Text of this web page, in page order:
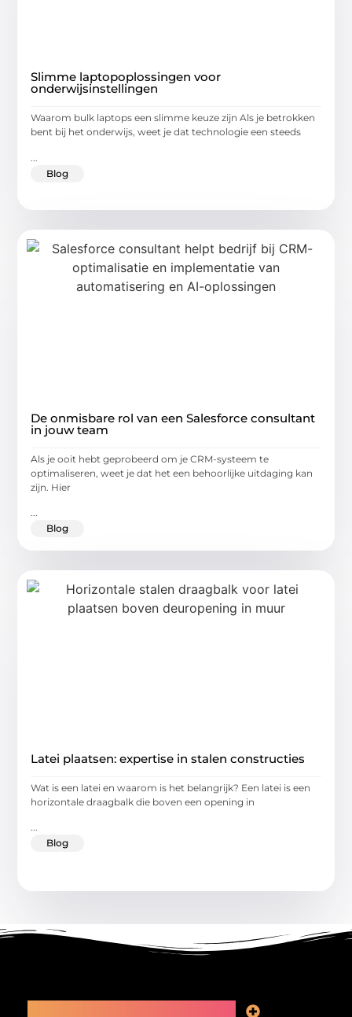
Slimme laptopoplossingen voor
onderwijsinstellingen
Waarom bulk laptops een slimme keuze zijn Als je betrokken
bent bij het onderwijs, weet je dat technologie een steeds
Blog
De onmisbare rol van een Salesforce consultant
in jouw team
Als je ooit hebt geprobeerd om je CRM-systeem te
optimaliseren, weet je dat het een behoorlijke uitdaging kan
zijn. Hier
...
Blog
Latei plaatsen: expertise in stalen constructies
Wat is een latei en waarom is het belangrijk? Een latei is een
horizontale draagbalk die boven een opening in
...
Blog